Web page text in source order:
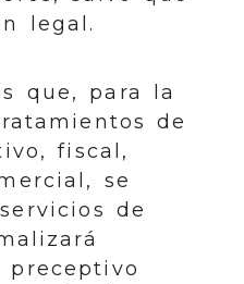
legal.
que, para la
de
fiscal,
se
de